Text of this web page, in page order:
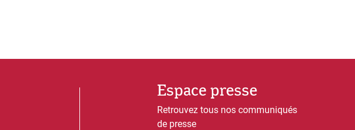
Espace presse
Retrouvez tous nos communiqués
de presse